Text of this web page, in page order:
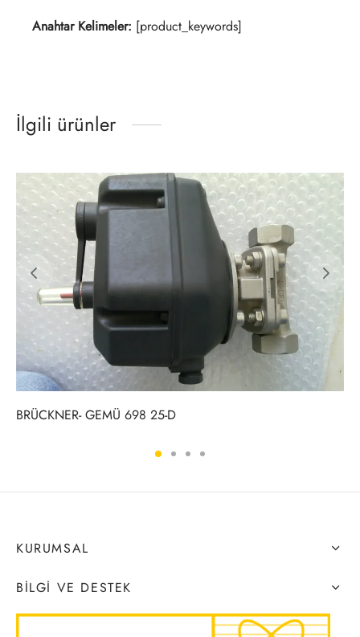
Anahtar Kelimeler: [product_keywords]
İlgili ürünler
BRÜCKNER- GEMÜ 698 25-D
KURUMSAL
BILGI VE DESTEK